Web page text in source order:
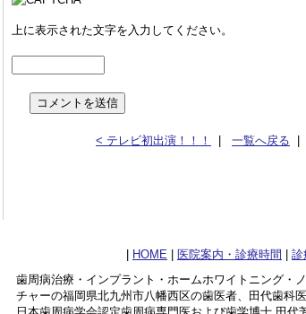
上に表示された文字を入力してください。
< テレビ初出演！！！ 一覧へ戻る
HOME 医院案内・診療時間 診
歯周病治療・インプラント・ホームホワイトニング・
チャーの福岡県北九州市八幡西区の歯医者、田代歯科医